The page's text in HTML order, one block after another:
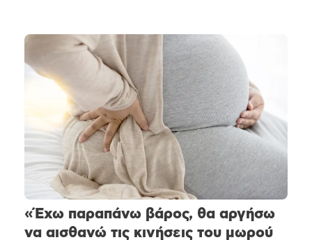
«Έχω παραπάνω βάρος, θα αργήσω
να αισθανώ τις κινήσεις του μωρού